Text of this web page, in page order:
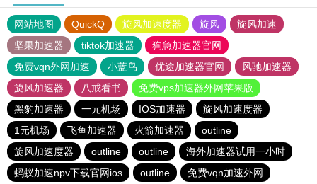
网站地图 QuickQ 旋风加速度器 旋风
旋风加速
坚果加速器
tiktok加速器
狗急加速器官网
免费vqn外网加速
小蓝鸟 优途加速器官网
风驰加速器
旋风加速器
八戒看书
免费vps加速器外网苹果版
黑豹加速器
一元机场 IOS加速器
旋风加速度器
1元机场
飞鱼加速器 火箭加速器
outline
旋风加速度器
outline outline
海外加速器试用一小时
蚂蚁加速npv下载官网ios
outline 免费vqn加速外网